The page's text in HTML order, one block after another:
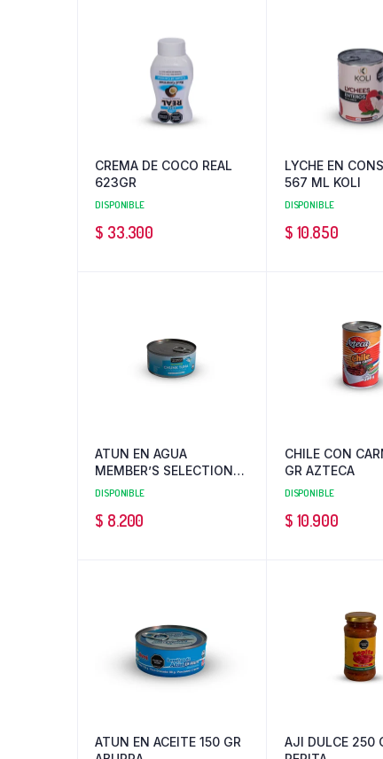
CREMA DE COCO REAL
623GR
DISPONIBLE
$ 33.300
LYCHE EN
567 ML KOLI
DISPONIBLE
$ 10.850
ATUN EN AGUA
MEMBER’S SELECTION
136 GR
DISPONIBLE
$ 8.200
CHILE CON
GR AZTECA
DISPONIBLE
$ 10.900
ATUN EN ACEITE 150 GR
AJI DULCE 250